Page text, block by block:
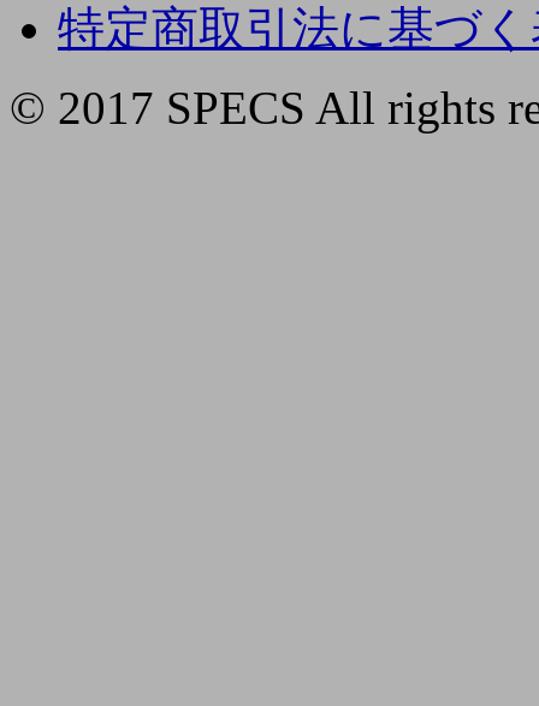
特定商取引法に基づ
© 2017 SPECS All rights